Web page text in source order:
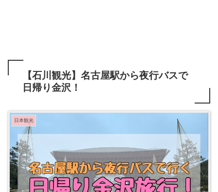
【石川観光】名古屋駅から夜行バスで
日帰り金沢！
日本観光